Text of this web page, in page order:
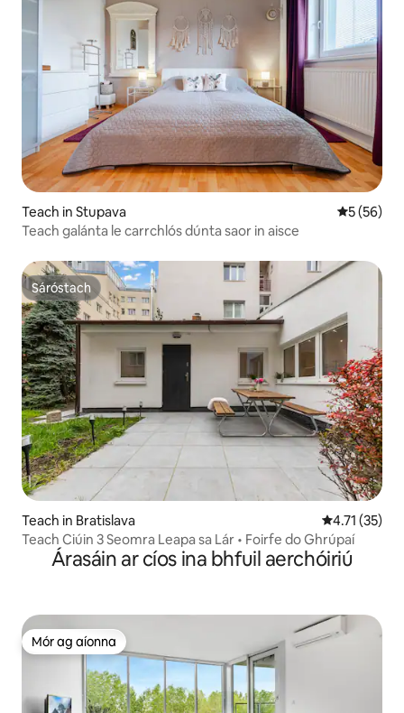
Teach in Stupava
5 (56)
Teach galánta le carrchlós dúnta saor in aisce
Sáróstach
Sáróstach
Teach in Bratislava Meánrátáil
4.71 (35)
Teach Ciúin 3 Seomra Leapa sa Lár • Foirfe do Ghrúpaí
Árasáin ar cíos ina bhfuil aerchóiriú
Mór ag aíonna
Mór ag aíonna